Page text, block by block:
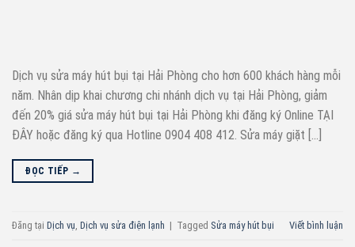
Dịch vụ sửa máy hút bụi tại Hải Phòng cho hơn 600 khách hàng mỗi
năm. Nhân dịp khai chương chi nhánh dịch vụ tại Hải Phòng, giảm
đến 20% giá sửa máy hút bụi tại Hải Phòng khi đăng ký Online TẠI
ĐÂY hoặc đăng ký qua Hotline 0904 408 412. Sửa máy giặt […]
ĐỌC TIẾP →
Đăng tại Dịch vụ Dịch vụ sửa điện lạnh | Tagged Sửa máy hút bụi Viết bình luận